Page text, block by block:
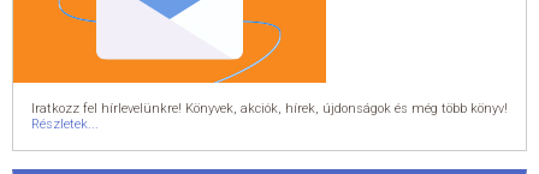
Iratkozz fel hírlevelünkre! Könyvek, akciók, hírek, újdonságok és még több könyv!
Részletek...